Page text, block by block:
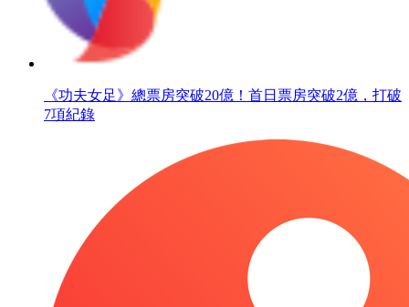
《功夫女足》總票房突破20億！首日票房突破2億，打破
7項紀錄